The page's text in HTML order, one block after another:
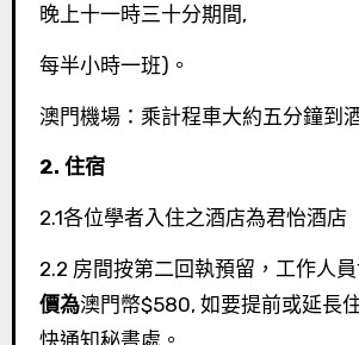
晚上十一時三十分期間,
每半小時一班)。
澳門機場：乘計程車大約五分鐘到
2. 住宿
2.1各位學者入住之酒店為君怡酒店
2.2 房間按第二回執預留，工作人
價為澳門幣$580, 如要提前或延長
快通知秘書處。